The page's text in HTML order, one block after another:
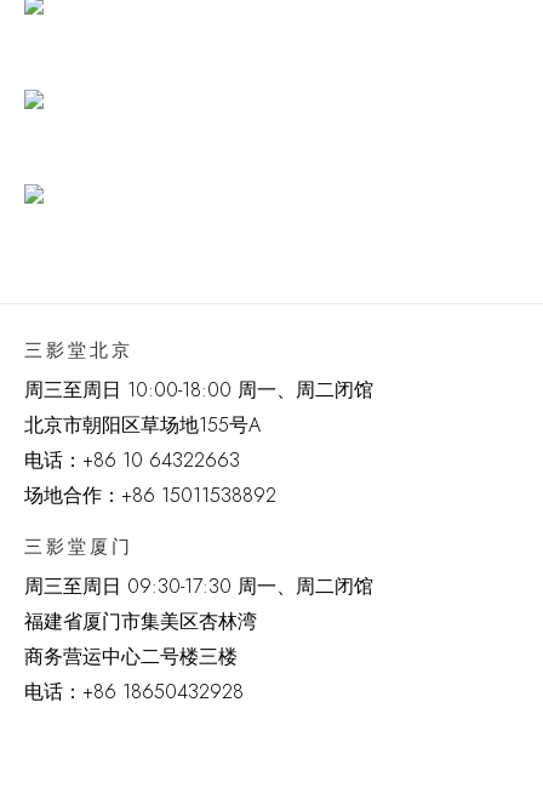
三影堂北京
周三至周日 10:00-18:00 周一、周二闭馆
北京市朝阳区草场地155号A
电话： +86 10 64322663
场地合作：+86 15011538892
三影堂厦门
周三至周日 09:30-17:30 周一、周二闭馆
福建省厦门市集美区杏林湾
商务营运中心二号楼三楼
电话： +86 18650432928